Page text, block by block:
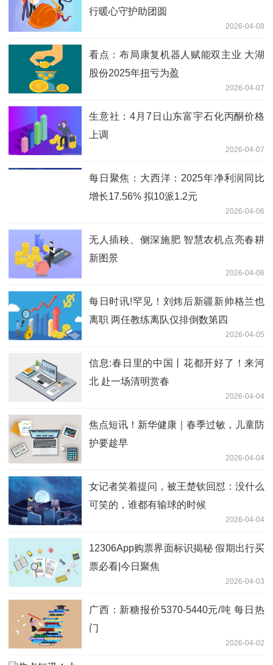
行暖心守护助团圆
2026-04-08
看点：布局康复机器人赋能双主业 大湖
股份2025年扭亏为盈
2026-04-07
生意社：4月7日山东富宇石化丙酮价格
上调
2026-04-07
每日聚焦：大西洋：2025年净利润同比
增长17.56% 拟10派1.2元
2026-04-06
无人插秧、侧深施肥 智慧农机点亮春耕
新图景
2026-04-06
每日时讯!罕见！刘炜后新疆新帅格兰也
离职 两任教练离队仅排倒数第四
2026-04-05
信息:春日里的中国丨花都开好了！来河
北 赴一场清明赏春
2026-04-04
焦点短讯！新华健康｜春季过敏，儿童防
护要趁早
2026-04-04
女记者笑着提问，被王楚钦回怼：没什么
可笑的，谁都有输球的时候
2026-04-04
12306App购票界面标识揭秘 假期出行买
票必看|今日聚焦
2026-04-03
广西：新糖报价5370-5440元/吨 每日热
门
2026-04-02